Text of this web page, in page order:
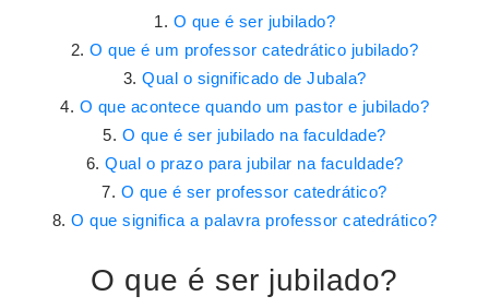
O que é ser jubilado?
O que é um professor catedrático jubilado?
Qual o significado de Jubala?
O que acontece quando um pastor e jubilado?
O que é ser jubilado na faculdade?
Qual o prazo para jubilar na faculdade?
O que é ser professor catedrático?
O que significa a palavra professor catedrático?
O que é ser jubilado?